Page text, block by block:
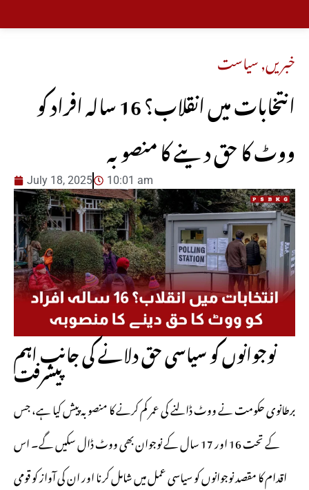
خبریں,سیاست
انتخابات میں انقلاب؟ 16 سالہ افراد کو
ووٹ کا حق دینے کا منصوبہ
July 18, 2025 10:01 am
نوجوانوں کو سیاسی حق دلانے کی جانب اہم
پیشرفت
برطانوی حکومت نے ووٹ ڈالنے کی عمر کم کرنے کا منصوبہ پیش کیا ہے، جس
کے تحت 16 اور 17 سال کے نوجوان بھی ووٹ ڈال سکیں گے۔ اس
اقدام کا مقصد نوجوانوں کو سیاسی عمل میں شامل کرنا اور ان کی آواز کو قومی